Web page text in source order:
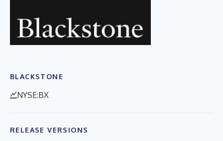
BLACKSTONE
NYSE:BX
RELEASE VERSIONS